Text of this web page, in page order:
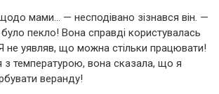
мами… — несподівано зізнався він. —
пекло! Вона справді користувалась
не уявляв, що можна стільки працювати!
з температурою, вона сказала, що я
веранду!